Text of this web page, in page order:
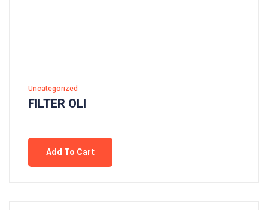
Uncategorized
FILTER OLI
Add To Cart